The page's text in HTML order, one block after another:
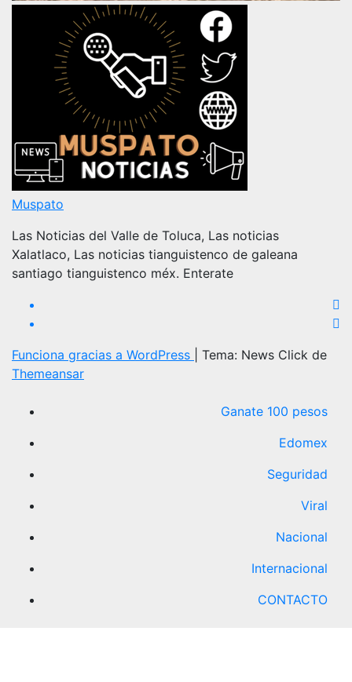
Muspato
Las Noticias del Valle de Toluca, Las noticias
Xalatlaco, Las noticias tianguistenco de galeana
santiago tianguistenco méx. Enterate
Funciona gracias a WordPress
Tema: News Click de
Themeansar
Ganate 100 pesos
Edomex
Seguridad
Viral
Nacional
Internacional
CONTACTO